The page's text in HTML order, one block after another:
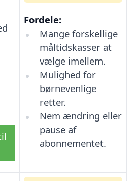
Fordele:
Mange forskellige
måltidskasser at
vælge imellem.
Mulighed for
børnevenlige
retter.
Nem ændring eller
pause af
abonnementet.